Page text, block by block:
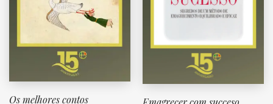
Os melhores contos